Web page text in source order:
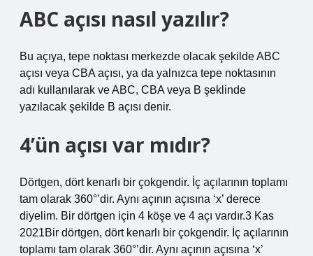
ABC açısı nasıl yazılır?
Bu açıya, tepe noktası merkezde olacak şekilde ABC
açısı veya CBA açısı, ya da yalnızca tepe noktasının
adı kullanılarak ve ABC, CBA veya B şeklinde
yazılacak şekilde B açısı denir.
4’ün açısı var mıdır?
Dörtgen, dört kenarlı bir çokgendir. İç açılarının toplamı
tam olarak 360°’dir. Aynı açının açısına ‘x’ derece
diyelim. Bir dörtgen için 4 köşe ve 4 açı vardır.3 Kas
2021Bir dörtgen, dört kenarlı bir çokgendir. İç açılarının
toplamı tam olarak 360°’dir. Aynı açının açısına ‘x’